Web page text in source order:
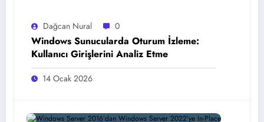
Dağcan Nural 0
Windows Sunucularda Oturum İzleme:
Kullanıcı Girişlerini Analiz Etme
14 Ocak 2026